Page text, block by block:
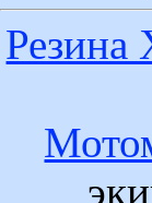
Резина